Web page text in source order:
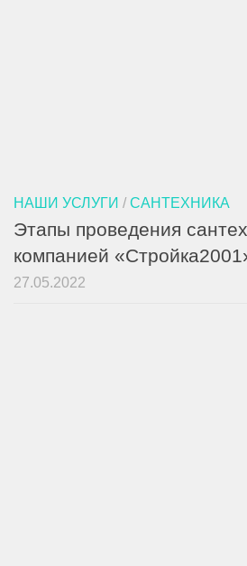
НАШИ УСЛУГИ / САНТЕХНИКА
Этапы проведения
компанией
27.05.2022